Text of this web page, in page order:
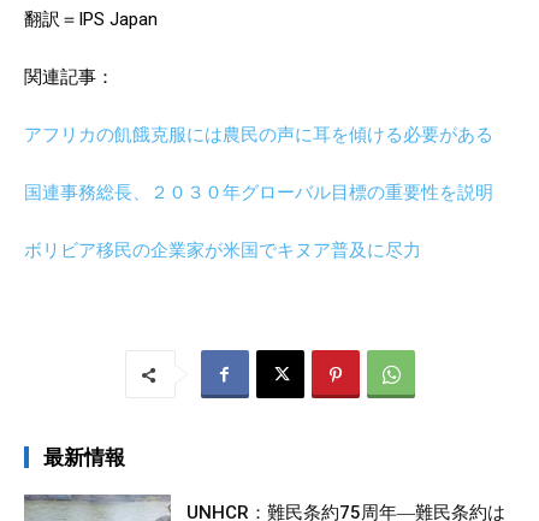
翻訳＝IPS Japan
関連記事：
アフリカの飢餓克服には農民の声に耳を傾ける必要がある
国連事務総長、２０３０年グローバル目標の重要性を説明
ボリビア移民の企業家が米国でキヌア普及に尽力
最新情報
UNHCR：難民条約75周年―難民条約は